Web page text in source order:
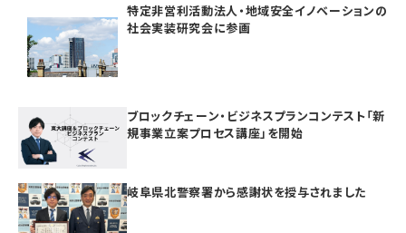
特定非営利活動法人・地域安全イノベーションの
社会実装研究会に参画
ブロックチェーン・ビジネスプランコンテスト「新
規事業立案プロセス講座」を開始
岐阜県北警察署から感謝状を授与されました